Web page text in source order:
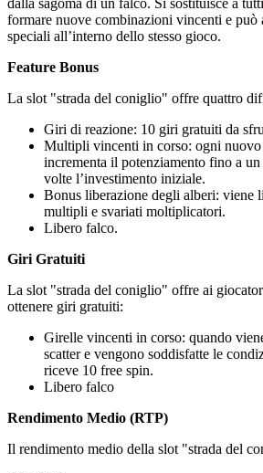
formare nuove combinazioni vincenti e può
speciali all’interno dello stesso gioco.
Feature Bonus
La slot "strada del coniglio" offre quattro
Giri di reazione: 10 giri gratuiti da
Multipli vincenti in corso: ogni
incrementa il potenziamento fino a
volte l’investimento iniziale.
Bonus liberazione degli alberi: viene
multipli e svariati moltiplicatori.
Libero falco.
Giri Gratuiti
La slot "strada del coniglio" offre ai
ottenere giri gratuiti:
Girelle vincenti in corso: quando
scatter e vengono soddisfatte le
riceve 10 free spin.
Libero falco
Rendimento Medio (RTP)
Il rendimento medio della slot "strada del